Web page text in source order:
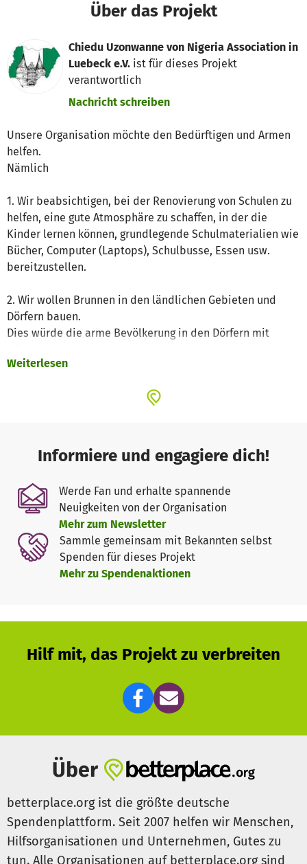
Über das Projekt
Chiedu Uzonwanne von Nigeria Association in
Luebeck e.V. ist für dieses Projekt
verantwortlich
Nachricht schreiben
Unsere Organisation möchte den Bedürftigen und Armen
helfen.
Nämlich
1. Wir beabsichtigen, bei der Renovierung von Schulen zu
helfen, eine gute Atmosphäre zu schaffen, in der die
Kinder lernen können, grundlegende Schulmaterialien wie
Bücher, Computer (Laptops), Schulbusse, Essen usw.
bereitzustellen.
2. Wir wollen Brunnen in den ländlichen Gebieten und
Dörfern bauen.
Dies würde die arme Bevölkerung in den Dörfern mit
Gebieten und Dörfern mit medizinischer Ausrüstung
EKGs, Anästhesiegeräte, Sterilisatoren, Leuchten,
Ultraschallgeräte, elektronische, diagnostische,
chirurgische, dauerhafte medizinische Geräte (DME),
Akutversorgung sowie Lagerung und Transport.
Weiterlesen
Informiere und engagiere dich!
Werde Fan und erhalte spannende
Neuigkeiten von der Organisation
Mehr zum Newsletter
Sammle gemeinsam mit Bekannten selbst
Spenden für dieses Projekt
Mehr zu Spendenaktionen
Hilf mit, das Projekt zu verbreiten
Über
betterplace.org ist die größte deutsche
Spendenplattform. Seit 2007 helfen wir Menschen,
Hilfsorganisationen und Unternehmen, Gutes zu
tun. Alle Organisationen auf betterplace.org sind